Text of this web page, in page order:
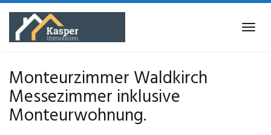
Skip
main
Monteurzimmer Waldkirch
Messezimmer inklusive
Monteurwohnung.